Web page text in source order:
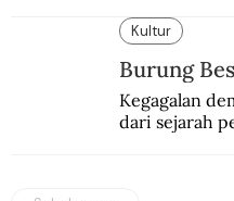
Kultur
Burung
Kegagalan
dari sejarah